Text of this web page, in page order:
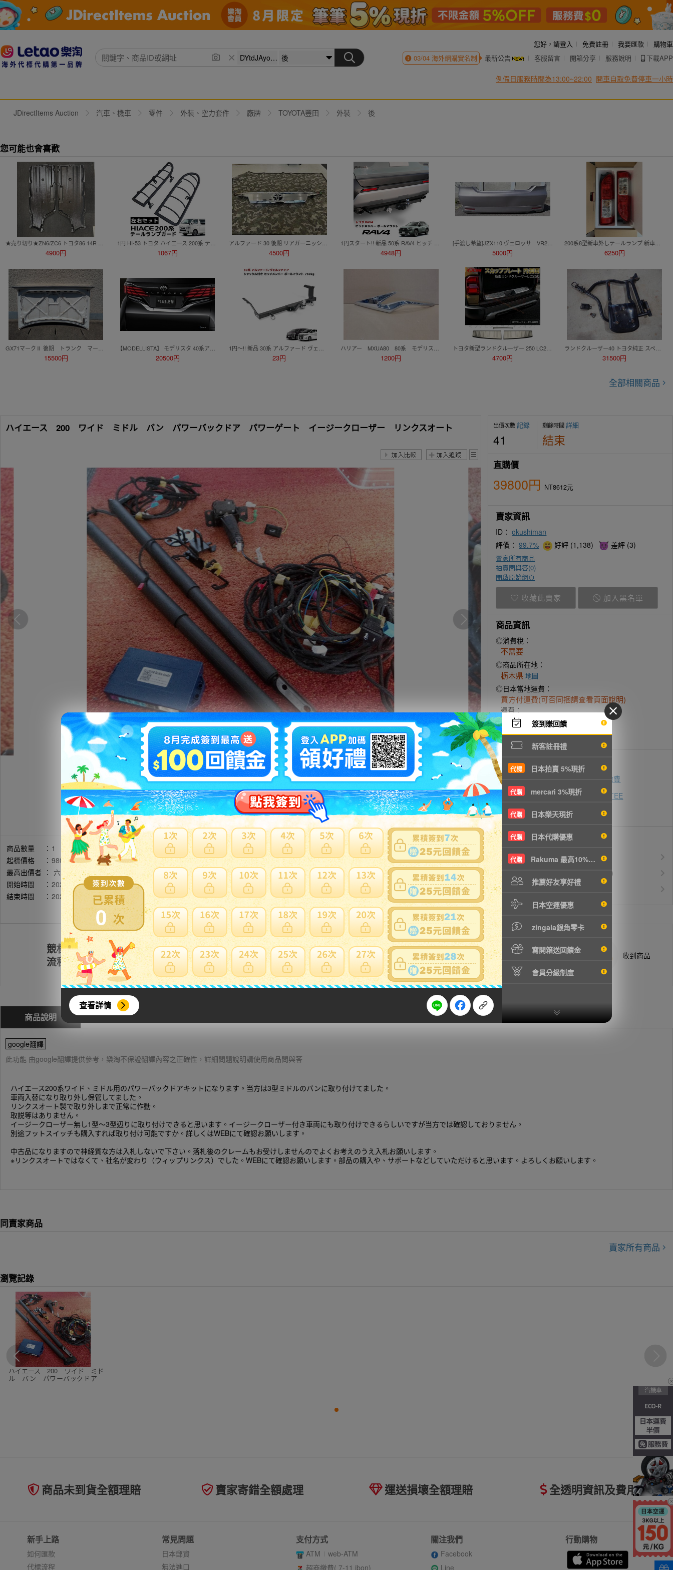
0
查看詳情
簽到賺回饋
新客註冊禮
代標 日本拍賣 5%現折
代購 mercari 3%現折
代購 日本樂天現折
代購 日本代購優惠
代購 Rakuma 最高10%現折
推薦好友享好禮
日本空運優惠
zingala銀角零卡
寫開箱送回饋金
會員分級制度
您好， 請登入 免費註冊 我要匯款
購物車
03/04海外網購實名制 最新公告 客服留言 開箱分享 服務說明 下載APP
例假日服務時間為13:00~22:00 開車自取免費停車一小時
JDirectItems Auction 汽車、機車 零件 外裝、空力套件 廠牌 TOYOTA豐田 外裝 後
您可能也會喜歡
4900円 1067円 4500円 4948円
[手渡し希望]JZX110 ヴェロッサ VR25 スペチアーレ リアバンパー
5000円
200系8型新車外しテールランプ 新車外し テールランプ 左右セット ハイエース
6250円
15500円 20500円 23円 1200円
トヨタ新型ランドクルーザー 250 LC250 ガソリン/ディーゼル油 リアバンパーステップガード 内側3Pセット
4700円 31500円
全部相關商品
ハイエース 200 ワイド ミドル バン パワーバックドア パワーゲート イージークローザー リンクスオート
商品數量 ： 1
起標價格
： 9800円
最高出價者 ： 六三四 / 評價:286
開始時間
： 2026年05月11日 10時33分(台灣時間)
結束時間
： 2026年05月17日 20時29分(台灣時間)
拍賣編號 ：v1171000054
商品新舊
：有傷損和汙損(在描述中說明)(說明)
自動延長
：有
認証限制
：有(
提前結束
：有
可否退貨
：否
出價次數記錄
41
剩餘時間詳細
結束
直購價
39800円 NT8612元
賣家資訊
ID：okushiman
評價：99.7% 好評 (1,138) 差評 (3)
賣家所有商品
拍賣問與答(0)
開啟原始網頁
收藏此賣家 加入黑名單
商品資訊
◎消費稅：
不需要
◎商品所在地：
栃木県 地圖
◎日本當地運費：
買方付運費(可否同捆請查看頁面說明)
運費：
發送方式-
參考(依賣家寄送為主)：
引取限定
付款方式
超商代碼繳費
先買後付 zingala銀角零卡 AFTEE
信用卡付款
優惠活動
免服務費 所有訂單服務費$0
運費$150/KG起(以克計價)
VIP會員 白金會員升等優惠
競標
流程
註冊會員 出價競標 得標填寫委託單 商品抵台通知出貨 收到商品
商品說明 問與答(0
google翻譯
此功能 由google翻譯提供參考，樂淘不保證翻譯內容之正確性，詳細問題說明請使用商品問與答
ハイエース200系ワイド、ミドル用のパワーバックドアキットになります。当方は3型ミドルのバンに取り付けてました。
車両入替になり取り外し保管してました。
リンクスオート製で取り外しまで正常に作動。
取説等はありません。
イージークローザー無し1型〜3型辺りに取り付けできると思います。イージークローザー付き車両にも取り付けできるらしいですが当方では確認しておりません。
別途フットスイッチも購入すれば取り付け可能ですか。詳しくはWEBにて確認お願いします。
中古品になりますので神経質な方は入札しないで下さい。落札後のクレームもお受けしませんのでよくお考えのうえ入札お願いします。
※リンクスオートではなくて、社名が変わり（ウィップリンクス）でした。WEBにて確認お願いします。部品の購入や、サポートなどしていただけると思います。よろしくお願いします。
同賣家商品
賣家所有商品
瀏覽記錄
ハイエース 200 ワイド ミド
ル バン パワーバックドア
商品未到貨全額理賠 賣家寄錯全額處理 運送損壞全額理賠 全透明資訊及費用
新手上路
如何匯款
代標流程
常見問題
日本郵資
無法進口
支付方式
ATM
web-ATM
超商繳費( 7-11 ibon)
關注我們
Facebook
Line
行動購物